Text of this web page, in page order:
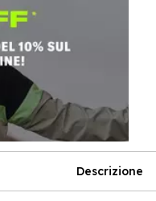
Descrizione